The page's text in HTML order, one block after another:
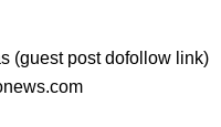
(guest post dofollow link)